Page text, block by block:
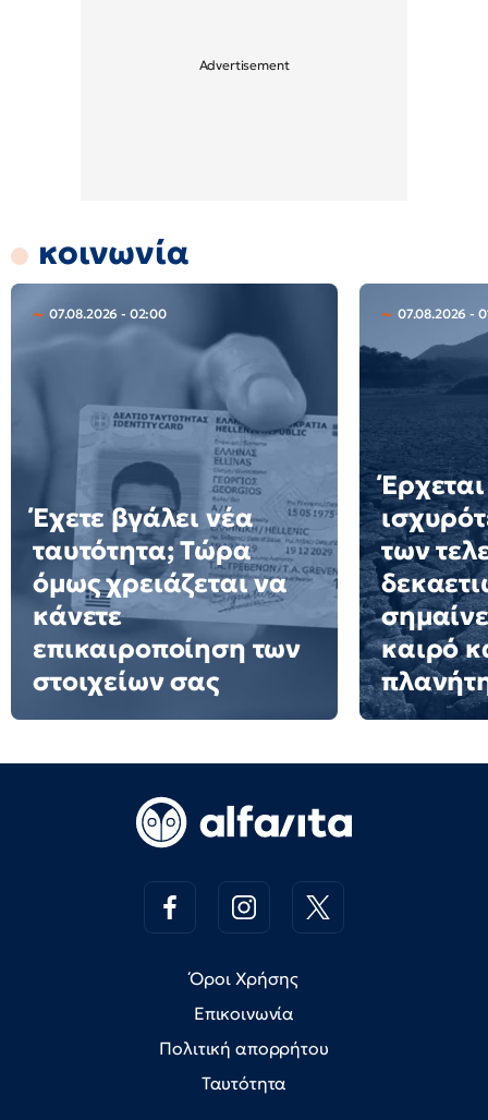
κοινωνία
07.08.2026 - 02:00
Έχετε βγάλει νέα
ταυτότητα; Τώρα
όμως χρειάζεται να
κάνετε
επικαιροποίηση των
στοιχείων σας
07.08.2026 -
των
καιρό
Όροι Χρήσης
Επικοινωνία
Πολιτική απορρήτου
Ταυτότητα